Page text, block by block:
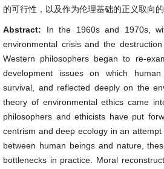
的可行性，以及作为伦理基础的正义取向的
Abstract: In the 1960s and 1970s,
environmental crisis and the
Western philosophers began to re-
development issues on which
survival, and reflected deeply on the
theory of environmental ethics came
philosophers and ethicists have put
centrism and deep ecology in an
between human beings and nature,
bottlenecks in practice. Moral